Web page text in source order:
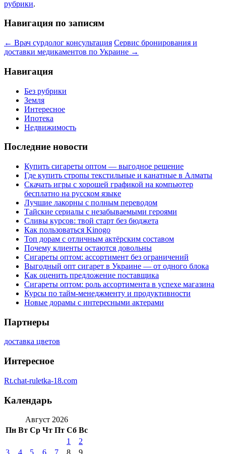
рубрики.
Навигация по записям
← Врач сурдолог консультация Сервис бронирования и
доставки медикаментов по Украине →
Навигация
Без рубрики
Земля
Интересное
Ипотека
Недвижимость
Последние новости
Купить сигареты оптом — выгодное решение
Где купить стропы текстильные и канатные в Алматы
Скачать игры с хорошей графикой на компьютер
бесплатно на русском языке
Лучшие лакорны с полным переводом
Тайские сериалы с незабываемыми героями
Сливы курсов: твой старт без бюджета
Как пользоваться Kinogo
Топ дорам с отличным актёрским составом
Почему клиенты остаются довольны
Сигареты оптом: ассортимент без ограничений
Выгодный опт сигарет в Украине — от одного блока
Как оценить предложение поставщика
Сигареты оптом: роль ассортимента в успехе магазина
Курсы по тайм-менеджменту и продуктивности
Новые дорамы с интересными актерами
Партнеры
доставка цветов
Интересное
Rt.chat-ruletka-18.com
Календарь
Август 2026
Пн Вт Ср Чт Пт Сб Вс
1
2